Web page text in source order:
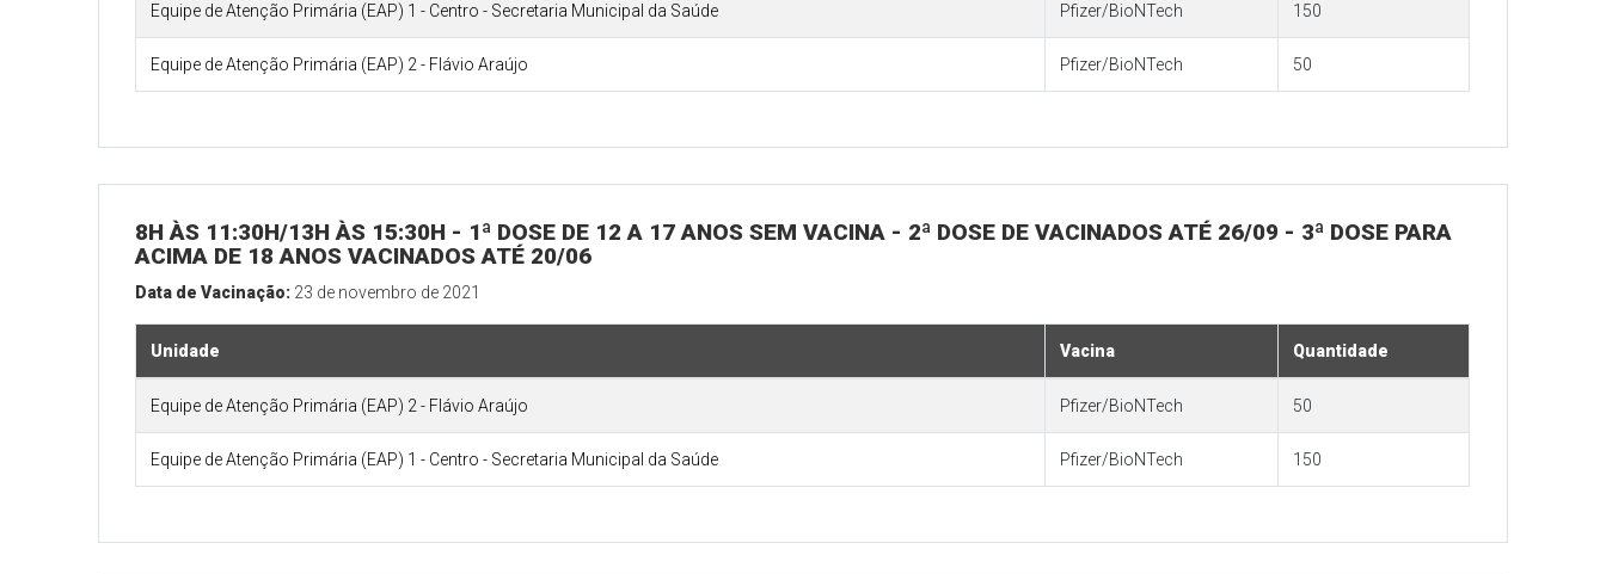
Equipe de Atenção Primária (EAP) 1 - Centro - Secretaria Municipal da Saúde Pfizer/BioNTech 150
Equipe de Atenção Primária (EAP) 2 - Flávio Araújo Pfizer/BioNTech 50
8H ÀS 11:30H/13H ÀS 15:30H - 1ª DOSE DE 12 A 17 ANOS SEM VACINA - 2ª DOSE DE VACINADOS ATÉ 26/09 - 3ª DOSE PARA
ACIMA DE 18 ANOS VACINADOS ATÉ 20/06
Data de Vacinação: 23 de novembro de 2021
Unidade Vacina Quantidade
Equipe de Atenção Primária (EAP) 2 - Flávio Araújo Pfizer/BioNTech 50
Equipe de Atenção Primária (EAP) 1 - Centro - Secretaria Municipal da Saúde Pfizer/BioNTech 150